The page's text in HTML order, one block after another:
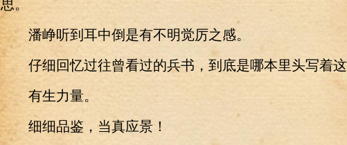
潘峥听到耳中倒是有不明觉厉之感。
仔细回忆过往曾看过的兵书，到底是哪本里头写着这
有生力量。
细细品鉴，当真应景！